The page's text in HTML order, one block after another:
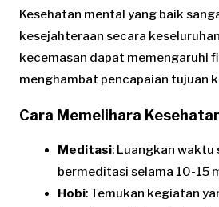
Kesehatan mental yang baik
kesejahteraan secara
kecemasan dapat memengaruhi
menghambat pencapaian tujuan
Cara Memelihara
Meditasi: Luangkan
bermeditasi selama 10-15
Hobi: Temukan kegiatan